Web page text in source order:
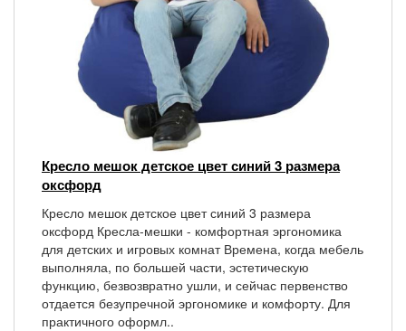
Кресло мешок детское цвет синий 3 размера
оксфорд
Кресло мешок детское цвет синий 3 размера
оксфорд Кресла-мешки - комфортная эргономика
для детских и игровых комнат Времена, когда мебель
выполняла, по большей части, эстетическую
функцию, безвозвратно ушли, и сейчас первенство
отдается безупречной эргономике и комфорту. Для
практичного оформл..